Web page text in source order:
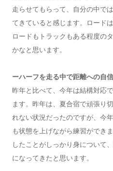
走らせてもらって、自分の中で
てきていると感じます。ロード
ロードもトラックもある程度の
かなと思います。
ーハーフを走る中で距離への自
昨年と比べて、今年は結構対応
ます。昨年は、夏合宿で頑張り
れない状況だったのですが、今
も状態を上げながら練習ができ
したことがしっかり身について
になってきたと思います。